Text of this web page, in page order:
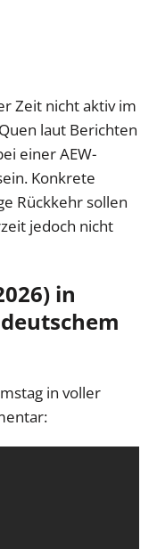
Zeit nicht aktiv im
laut Berichten
einer AEW-
Konkrete
Rückkehr sollen
jedoch nicht
in
in voller